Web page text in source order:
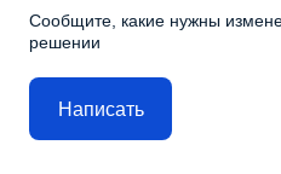
Сообщите, какие нужны
решении
Написать